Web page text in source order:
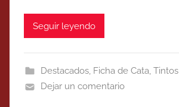
Seguir leyendo
Destacados, Ficha de Cata, Tintos
Dejar un comentario